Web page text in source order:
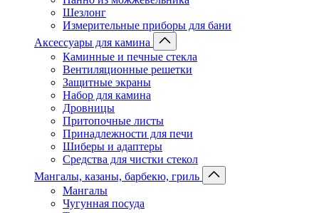
Шезлонг
Измерительные приборы для бани
Аксессуары для камина
Каминные и печные стекла
Вентиляционные решетки
Защитные экраны
Набор для камина
Дровницы
Притопочные листы
Принадлежности для печи
Шиберы и адаптеры
Средства для чистки стекол
Мангалы, казаны, барбекю, гриль
Мангалы
Чугунная посуда